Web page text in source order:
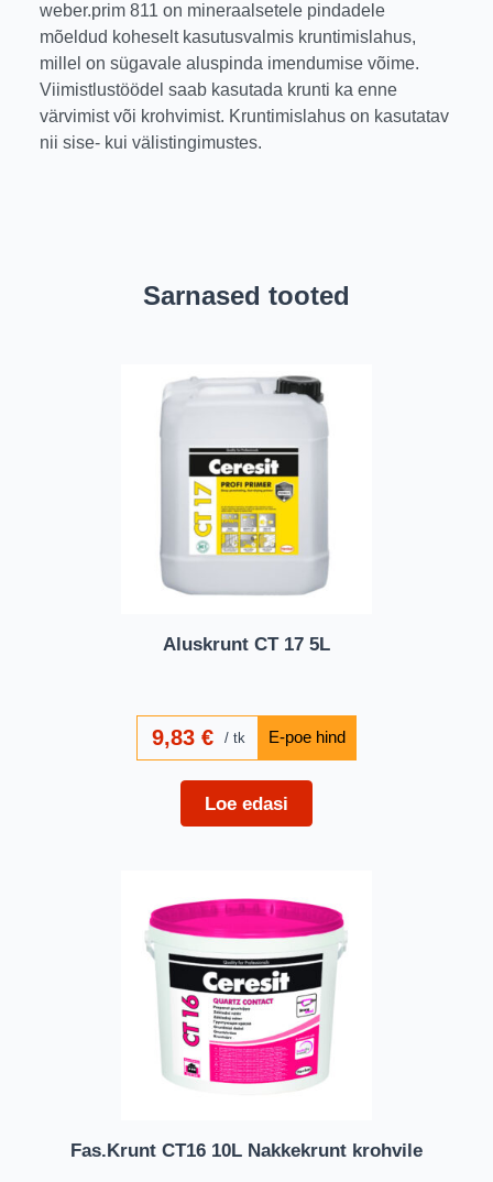
weber.prim 811 on mineraalsetele pindadele
mõeldud koheselt kasutusvalmis kruntimislahus,
millel on sügavale aluspinda imendumise võime.
Viimistlustöödel saab kasutada krunti ka enne
värvimist või krohvimist. Kruntimislahus on kasutatav
nii sise- kui välistingimustes.
Sarnased tooted
Aluskrunt CT 17 5L
9,83€ tk
Loe edasi
Fas.Krunt CT16 10L Nakkekrunt krohvile